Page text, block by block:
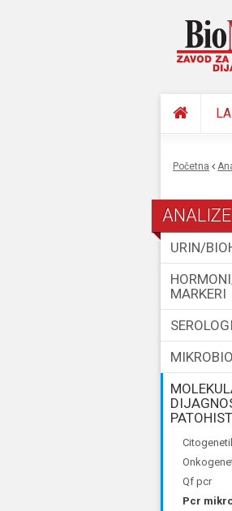
Početna
ANALIZE
URIN/
MARKERI
qf pcr
pcr